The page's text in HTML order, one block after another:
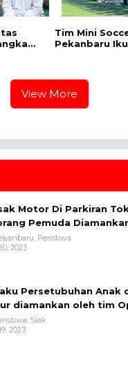
Tim Mini
Pekanbaru
View More
Motor Di Parkiran
Pemuda
Raya Peristiwa
2023
Persetubuhan Anak
diamankan oleh tim
Tualang-Polres Siak-
Siak
2023